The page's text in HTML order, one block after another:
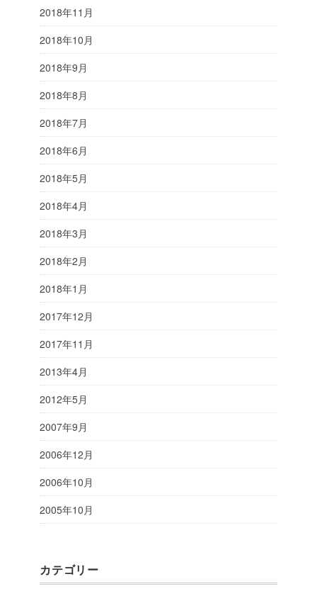
2018年11月
2018年10月
2018年9月
2018年8月
2018年7月
2018年6月
2018年5月
2018年4月
2018年3月
2018年2月
2018年1月
2017年12月
2017年11月
2013年4月
2012年5月
2007年9月
2006年12月
2006年10月
2005年10月
カテゴリー